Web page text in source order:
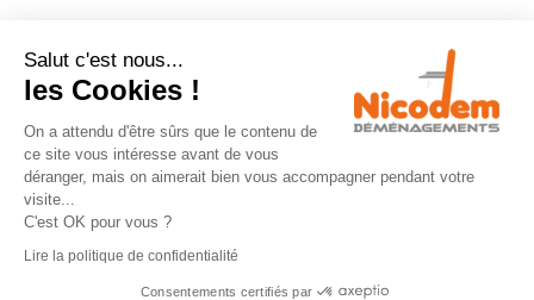
NOS PRESTATIONS
Garde meuble
Location monte-meuble
Salut c'est nous...
les Cookies !
On a attendu d'être sûrs que le contenu de
ce site vous intéresse avant de vous
déranger, mais on aimerait bien vous accompagner pendant votre
visite...
C'est OK pour vous ?
Lire la politique de confidentialité
Consentements certifiés par